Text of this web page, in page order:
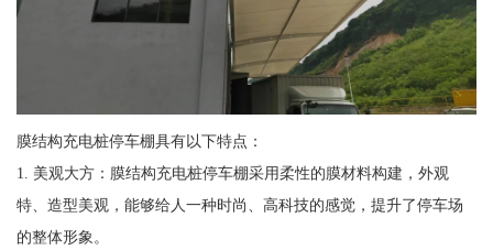
膜结构充电桩停车棚具有以下特点：
1. 美观大方：膜结构充电桩停车棚采用柔性的膜材料构建，外观
特、造型美观，能够给人一种时尚、高科技的感觉，提升了停车场
的整体形象。